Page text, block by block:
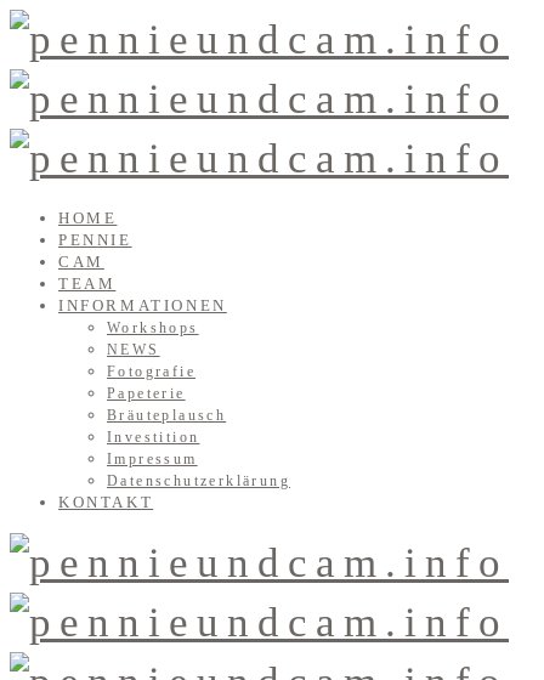
HOME
PENNIE
CAM
TEAM
INFORMATIONEN
Workshops
NEWS
Fotografie
Papeterie
Bräuteplausch
Investition
Impressum
Datenschutzerklärung
KONTAKT